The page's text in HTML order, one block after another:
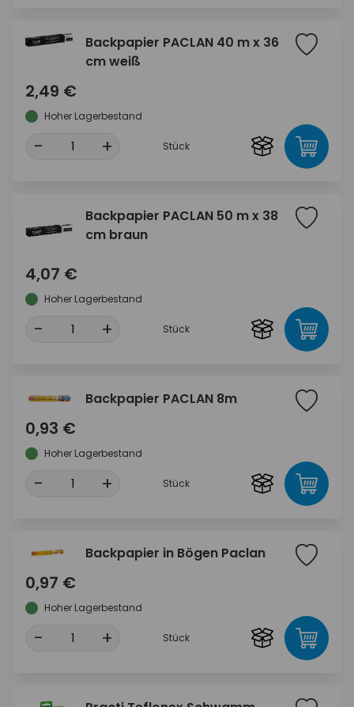
Backpapier PACLAN 40 m x 36
cm weiß
2,49 €
Hoher Lagerbestand
- + Stück
Backpapier PACLAN 50 m x 38
cm braun
4,07 €
Hoher Lagerbestand
- + Stück
Backpapier PACLAN 8m
0,93 €
Hoher Lagerbestand
- + Stück
Backpapier in Bögen Paclan
0,97 €
Hoher Lagerbestand
- + Stück